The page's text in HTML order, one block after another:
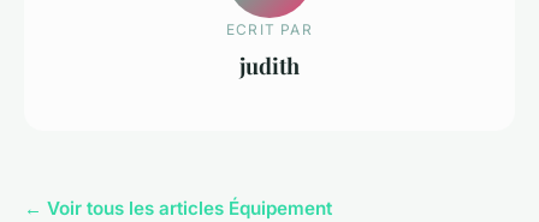
ECRIT PAR
judith
← Voir tous les articles Équipement